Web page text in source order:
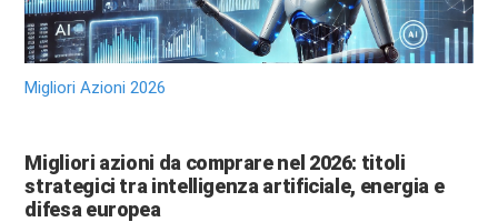
Migliori Azioni 2026
Migliori azioni da comprare nel 2026: titoli
strategici tra intelligenza artificiale, energia e
difesa europea